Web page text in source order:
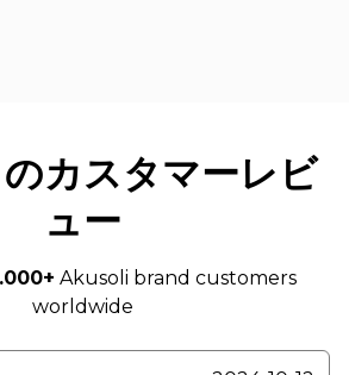
カスタマーレビ
ュー
Akusoli brand customers
worldwide